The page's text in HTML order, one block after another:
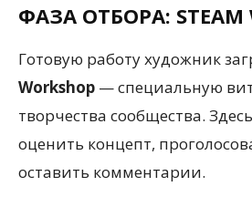
ФАЗА ОТБОРА: STEAM
Готовую работу художник
Workshop — специальную
творчества сообщества.
оценить концепт,
оставить комментарии.